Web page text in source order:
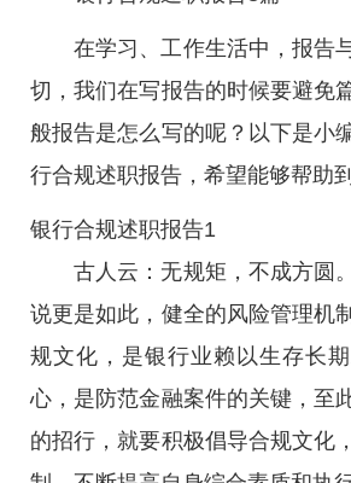
在学习、工作生活中，报告
切，我们在写报告的时候要避免
般报告是怎么写的呢？以下是小
行合规述职报告，希望能够帮助到
银行合规述职报告1
古人云：无规矩，不成方圆
说更是如此，健全的风险管理机
规文化，是银行业赖以生存长
心，是防范金融案件的关键，至
的招行，就要积极倡导合规文化